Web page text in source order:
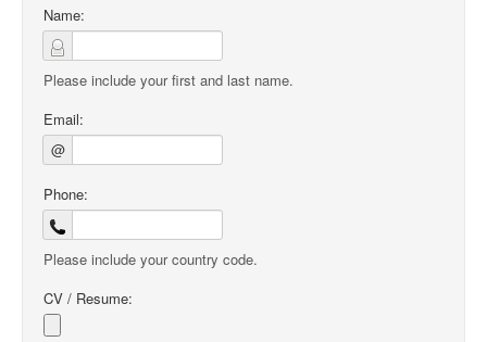
Name:
Please include your first and last name.
Email:
@
Phone:
Please include your country code.
CV / Resume: